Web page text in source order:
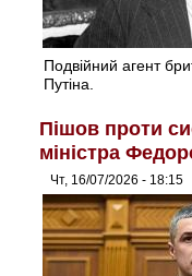
Подвійний агент
Путіна.
Пішов проти
міністра
Чт, 16/07/2026 - 18:15